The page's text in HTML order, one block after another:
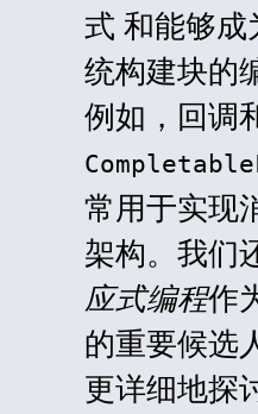
式 和能够成
统构建块的
例如，回调
常用于实现
架构。我们
应式编程作
的重要候选
更详细地探